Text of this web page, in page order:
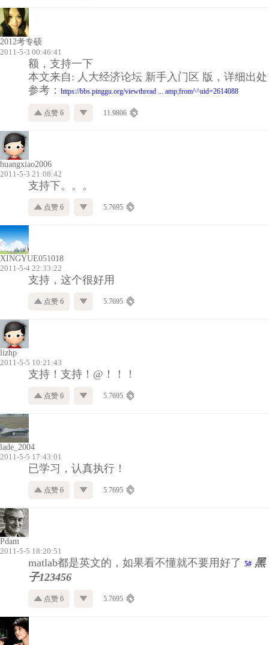
2012考专硕
2011-5-3 00:46:41
额，支持一下
本文来自: 人大经济论坛 新手入门区 版，详细出处
参考： https://bbs.pinggu.org/viewthread ... amp;from^^uid=2614088
点赞 6 11.9806
huangxiao2006
2011-5-3 21:08:42
支持下。。。
点赞 6 5.7695
XINGYUE051018
2011-5-4 22:33:22
支持，这个很好用
点赞 6 5.7695
lizhp
2011-5-5 10:21:43
支持！支持！@！！！
点赞 6 5.7695
lade_2004
2011-5-5 17:43:01
已学习，认真执行！
点赞 6 5.7695
Pdam
2011-5-5 18:20:51
matlab都是英文的，如果看不懂就不要用好了 5# 黑
子123456
点赞 6 5.7695